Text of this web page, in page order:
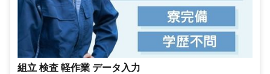
組立 検査 軽作業 データ入力